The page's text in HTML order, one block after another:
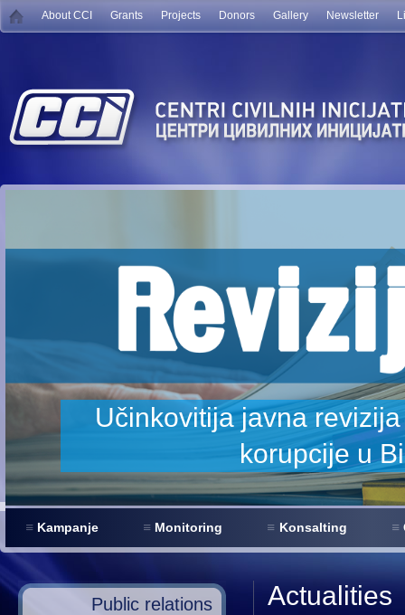
About CCI Grants Projects Donors Gallery Newsletter
Kampanje Monitoring Konsalting
Public relations Actualities